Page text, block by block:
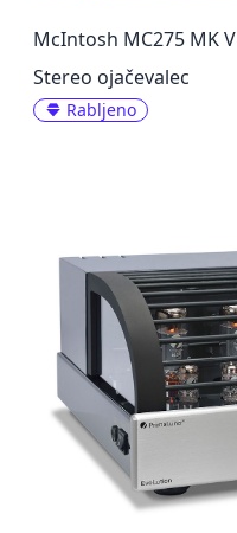
McIntosh MC275 MK V
Stereo ojačevalec
Rabljeno